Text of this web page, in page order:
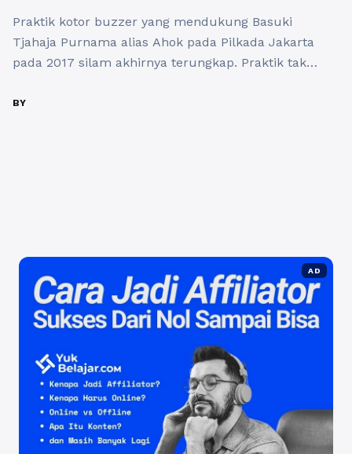
Praktik kotor buzzer yang mendukung Basuki
Tjahaja Purnama alias Ahok pada Pilkada Jakarta
pada 2017 silam akhirnya terungkap. Praktik tak
berpengaruh di Inggris, The Guardian. Dikutip
BY
AD